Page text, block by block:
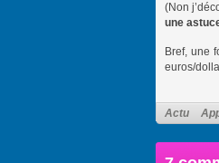
(Non
une
Bref, une
euros/
Actu